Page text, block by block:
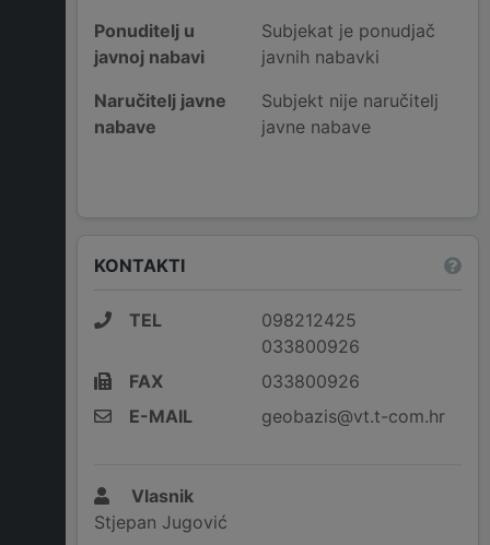
Ponuditelj u
javnoj nabavi
Subjekat je ponudjač
javnih nabavki
Naručitelj javne
nabave
Subjekt nije naručitelj
javne nabave
KONTAKTI
TEL
098212425
033800926
FAX
033800926
E-MAIL
geobazis@vt.t-com.hr
Vlasnik
Stjepan Jugović